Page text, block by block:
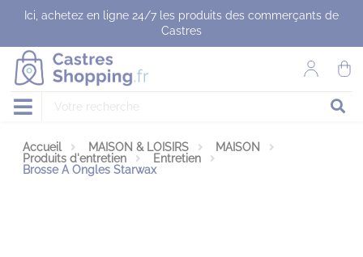
Ici, achetez en ligne 24/7 les produits des commerçants de
Castres
Accueil MAISON & LOISIRS
MAISON
Produits d'entretien
Entretien
Brosse A Ongles Starwax
Panneau de gestion des cookies